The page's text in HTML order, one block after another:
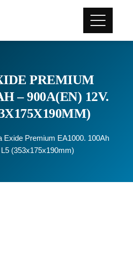
PREMIUM
– 900A(EN) 12V.
Exide Premium EA1000. 100Ah
(353x175x190mm)